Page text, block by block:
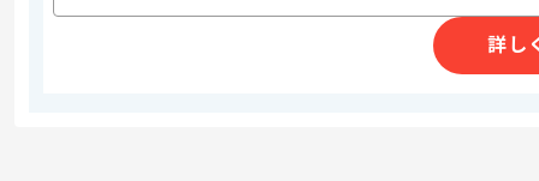
・DB定義書作成経験
・HTML5、CSS、Javascriptを用いた
・Linux環境下での開発経験(3年以上)
詳し